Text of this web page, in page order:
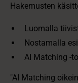
Hakemusten
Luomalla
Nostamalla
AI Matching -
"AI Matching